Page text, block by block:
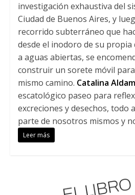
investigación exhaustiva del
Ciudad de Buenos Aires, y
recorrido subterráneo que
desde el inodoro de su propia
a aguas abiertas, se
construir un sorete móvil
mismo camino. Catalina
escatológico paseo para
excreciones y desechos, todo
parte de nosotros mismos y
Leer más